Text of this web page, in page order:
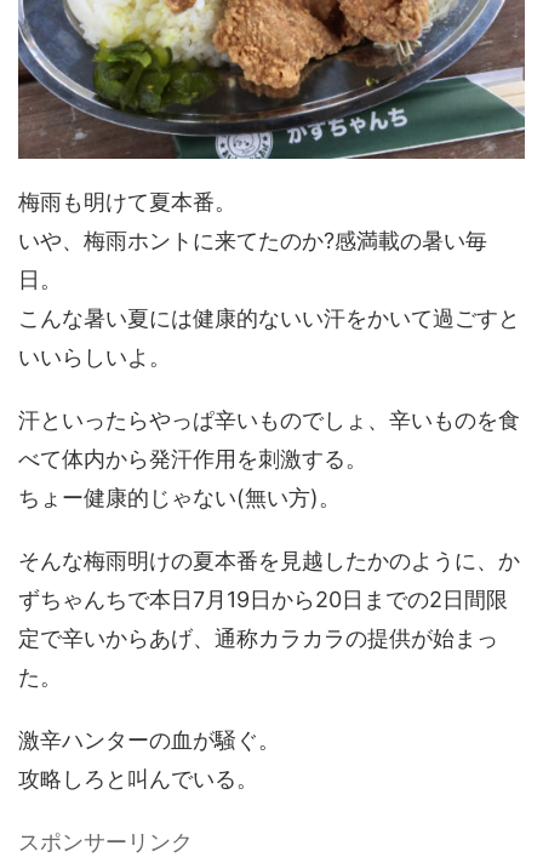
梅雨も明けて夏本番。
いや、梅雨ホントに来てたのか?感満載の暑い毎
日。
こんな暑い夏には健康的ないい汗をかいて過ごすと
いいらしいよ。
汗といったらやっぱ辛いものでしょ、辛いものを食
べて体内から発汗作用を刺激する。
ちょー健康的じゃない(無い方)。
そんな梅雨明けの夏本番を見越したかのように、か
ずちゃんちで本日7月19日から20日までの2日間限
定で辛いからあげ、通称カラカラの提供が始まっ
た。
激辛ハンターの血が騒ぐ。
攻略しろと叫んでいる。
スポンサーリンク